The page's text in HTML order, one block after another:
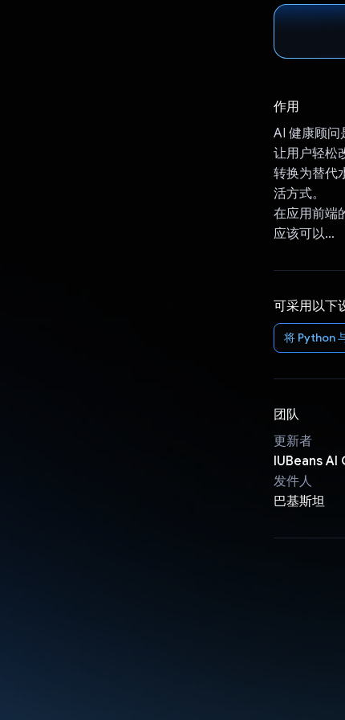
作用
AI 健康顾问
让用户轻松
转换为替代
活方式。
在应用前端
应该可以…
可采用以下
将 Python
团队
更新者
IUBeans
发件人
巴基斯坦